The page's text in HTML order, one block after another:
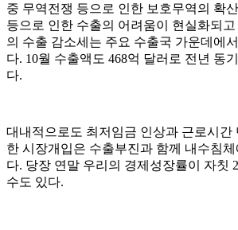
중 무역전쟁 등으로 인한 보호무역의 확
등으로 인한 수출의 어려움이 현실화되고
의 수출 감소세는 주요 수출국 가운데에
다. 10월 수출액도 468억 달러로 전년 동
다.
대내적으로도 최저임금 인상과 근로시간
한 시장개입은 수출부진과 함께 내수침
다. 당장 연말 우리의 경제성장률이 자칫
수도 있다.